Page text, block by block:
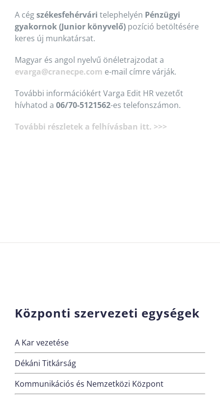
A cégszékesfehérvári telephelyén Pénzügyi
gyakornok (Junior könyvelő)pozíció betöltésére
keres új munkatársat.
Magyar és angol nyelvű önéletrajzodat a
evarga@cranecpe.com e-mail címre várják.
További információkért Varga Edit HR vezetőt
hívhatod a 06/70-5121562-es telefonszámon.
További részletek a felhívásban itt. >>>
Központi szervezeti egységek
A Kar vezetése
Dékáni Titkárság
Kommunikációs és Nemzetközi Központ